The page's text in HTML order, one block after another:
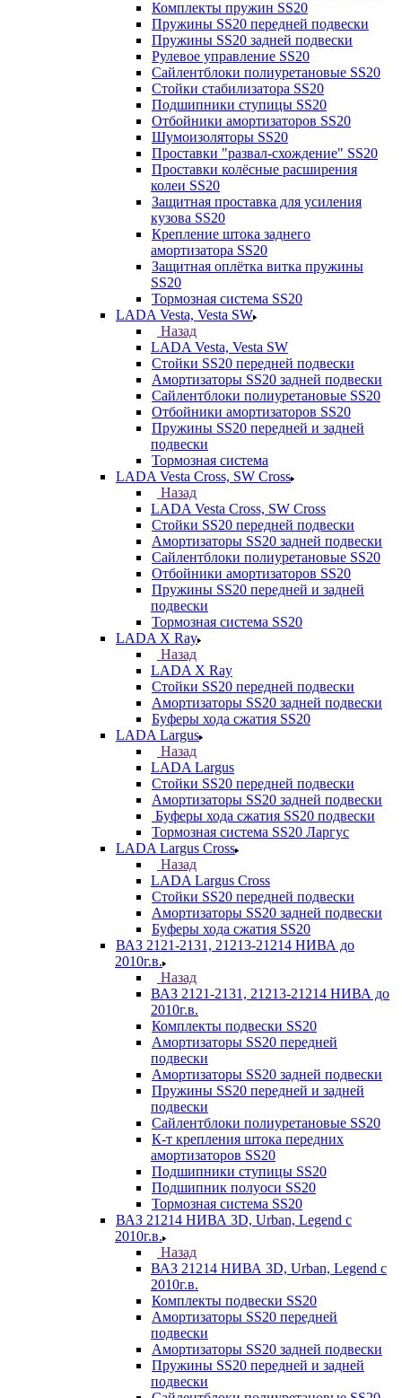
Комплекты пружин SS20
Пружины SS20 передней подвески
Пружины SS20 задней подвески
Рулевое управление SS20
Сайлентблоки полиуретановые SS20
Стойки стабилизатора SS20
Подшипники ступицы SS20
Отбойники амортизаторов SS20
Шумоизоляторы SS20
Проставки "развал-схождение" SS20
Проставки колёсные расширения
колеи SS20
Защитная проставка для усиления
кузова SS20
Крепление штока заднего
амортизатора SS20
Защитная оплётка витка пружины
SS20
Тормозная система SS20
LADA Vesta, Vesta SW
Назад
LADA Vesta, Vesta SW
Стойки SS20 передней подвески
Амортизаторы SS20 задней подвески
Сайлентблоки полиуретановые SS20
Отбойники амортизаторов SS20
Пружины SS20 передней и задней
подвески
Тормозная система
LADA Vesta Cross, SW Cross
Назад
LADA Vesta Cross, SW Cross
Стойки SS20 передней подвески
Амортизаторы SS20 задней подвески
Сайлентблоки полиуретановые SS20
Отбойники амортизаторов SS20
Пружины SS20 передней и задней
подвески
Тормозная система SS20
LADA X Ray
Назад
LADA X Ray
Стойки SS20 передней подвески
Амортизаторы SS20 задней подвески
Буферы хода сжатия SS20
LADA Largus
Назад
LADA Largus
Стойки SS20 передней подвески
Амортизаторы SS20 задней подвески
Буферы хода сжатия SS20 подвески
Тормозная система SS20 Ларгус
LADA Largus Cross
Назад
LADA Largus Cross
Стойки SS20 передней подвески
Амортизаторы SS20 задней подвески
Буферы хода сжатия SS20
ВАЗ 2121-2131, 21213-21214 НИВА до
2010г.в.
Назад
ВАЗ 2121-2131, 21213-21214 НИВА до
2010г.в.
Комплекты подвески SS20
Амортизаторы SS20 передней
подвески
Амортизаторы SS20 задней подвески
Пружины SS20 передней и задней
подвески
Сайлентблоки полиуретановые SS20
К-т крепления штока передних
амортизаторов SS20
Подшипники ступицы SS20
Подшипник полуоси SS20
Тормозная система SS20
ВАЗ 21214 НИВА 3D, Urban, Legend c
2010г.в.
Назад
ВАЗ 21214 НИВА 3D, Urban, Legend c
2010г.в.
Комплекты подвески SS20
Амортизаторы SS20 передней
подвески
Амортизаторы SS20 задней подвески
Пружины SS20 передней и задней
подвески